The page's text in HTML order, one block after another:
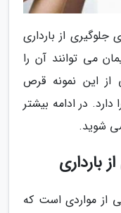
از بارداری
می توانند آن را
از این نمونه قرص
در ادامه بیشتر
شوید.
بارداری
از مواردی است که